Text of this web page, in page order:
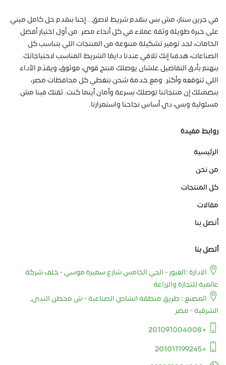
في جرين ستار، مش بس بنقدم شريط لاصق… إحنا بنقدم حل كامل مبني
على خبرة طويلة وثقة عملاء في كل أنحاء مصر. من أول اختيار أفضل
الخامات، لحد توفير تشكيلة متنوعة من المنتجات اللي بتناسب كل
الصناعات، هدفنا إنك تلاقي عندنا دايمًا الشريط المناسب لاحتياجاتك.
بنهتم بأدق التفاصيل علشان يوصلك منتج قوي، موثوق، ويقدّم الأداء
اللي تتوقعه وأكثر. ومع خدمة شحن بتغطي كل محافظات مصر،
بنضمنلك إن منتجاتنا توصلك بسرعة وأمان أينما كنت. ثقتك فينا مش
مسئولية وبس، دي أساس نجاحنا واستمرارنا.
روابط مفيدة
الرئيسية
من نحن
كل المنتجات
مقالات
أتصل بنا
أتصل بنا
الادارة :العبور - الحي الخامس شارع سميرة موسي - خلف شركة
عالمية للتجارة والزراعة
المصنع : طريق منطقة انشاص الصناعية - ش محطن الندى,
الشرقية - مصر
+201091004008
+201011199245